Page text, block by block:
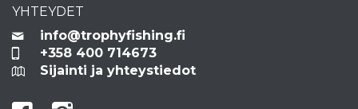
YHTEYDET
info@trophyfishing.fi
+358 400 714673
Sijainti ja yhteystiedot